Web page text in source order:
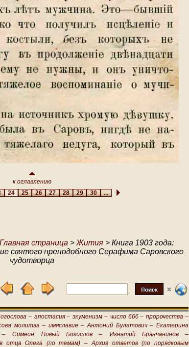
к оглавлению
24 252627282930...
Главная страница > Жития> Книга 1903 года:
святого преподобного Серафима Саровского
чудотворца
– апостасия – экуменизм – число 666 – пророчества –
молитва – имяславие – Антоний Булатович – Екатерина
– Симеон Новый Богослов –
Игнатий Брянчанинов –
отца Олега (по темам) – Архив ответов (по порядковым